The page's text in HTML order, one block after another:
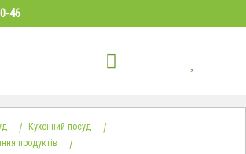
46
Кухонний посуд
продуктів